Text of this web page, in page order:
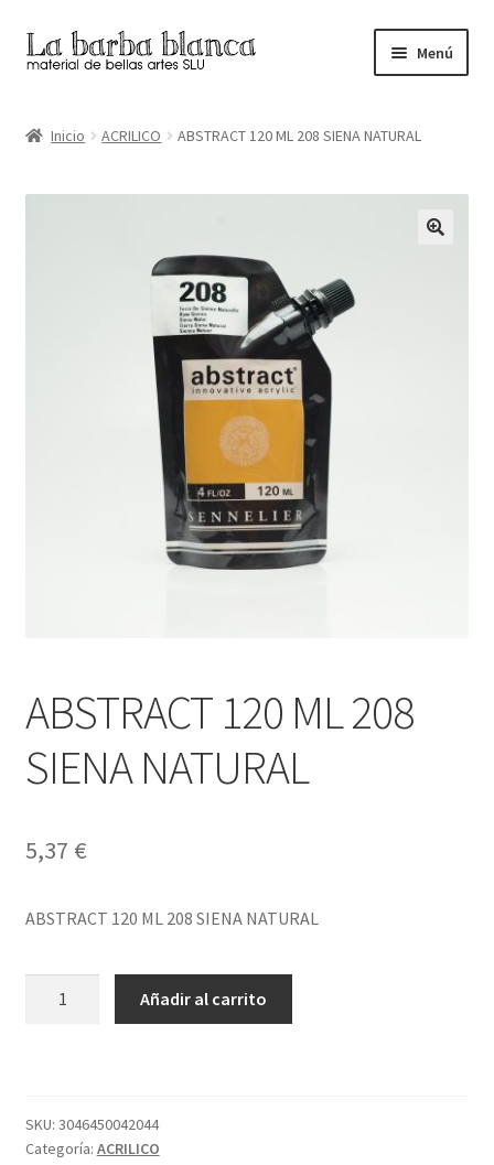
Ir
a
navegación
Ir
al
Menú
Inicio ACRILICO ABSTRACT 120 ML 208 SIENA NATURAL
ABSTRACT 120 ML 208
SIENA NATURAL
5,37 €
ABSTRACT 120 ML 208 SIENA NATURAL
NATURAL
cantidad
Añadir al carrito
SKU: 3046450042044
Categoría: ACRILICO